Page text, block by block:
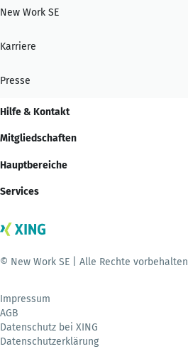
New Work SE
Karriere
Presse
Hilfe & Kontakt
Mitgliedschaften
Hauptbereiche
Services
© New Work SE | Alle Rechte vorbehalten
Impressum
AGB
Datenschutz bei XING
Datenschutzerklärung